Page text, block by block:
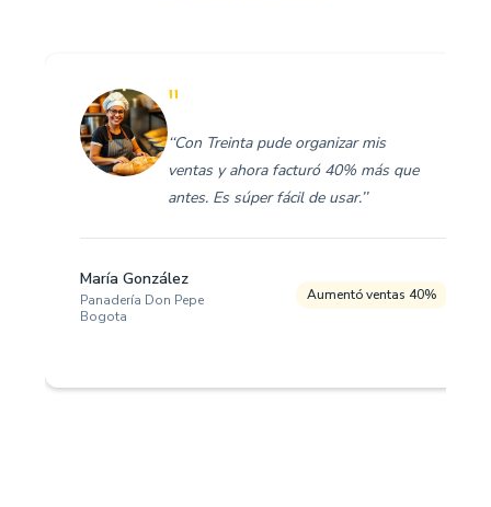
"
‘‘Con Treinta pude organizar mis
ventas y ahora facturó 40% más que
antes. Es súper fácil de usar.’’
María González
Panadería Don Pepe
Bogota
Aumentó ventas 40%